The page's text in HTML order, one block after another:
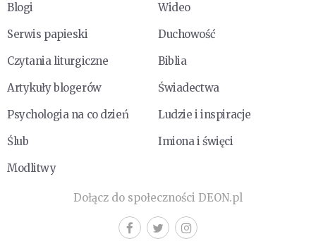
Blogi
Wideo
Serwis papieski
Duchowość
Czytania liturgiczne
Biblia
Artykuły blogerów
Świadectwa
Psychologia na co dzień
Ludzie i inspiracje
Ślub
Imiona i święci
Modlitwy
Dołącz do społeczności DEON.pl